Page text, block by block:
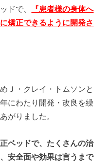
ドで、
『患者様の身体へ
矯正できるように開発さ
Ｊ・クレイ・トムソンと
にわたり開発・改良を繰
がりました。
ベッドで、たくさんの治
安全面や効果は言うまで